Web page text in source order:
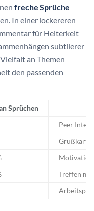
freche Sprüche
In einer lockereren
für Heiterkeit
subtilerer
an Themen
den passenden
Sprüchen
Peer
Treffen